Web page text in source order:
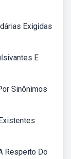
Exigidas
E
Sinônimos
Respeito Do